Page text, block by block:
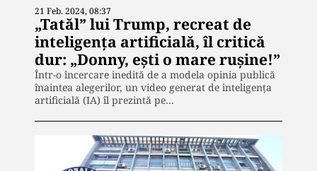
21 Feb. 2024, 08:37
„Tatăl” lui Trump, recreat de
inteligența artificială, îl critică
dur: „Donny, ești o mare rușine!”
Într-o încercare inedită de a modela opinia publică
înaintea alegerilor, un video generat de inteligența
artificială (IA) îl prezintă pe…